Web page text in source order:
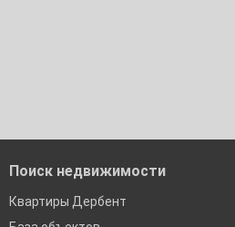
Поиск недвижимости
Квартиры Дербент